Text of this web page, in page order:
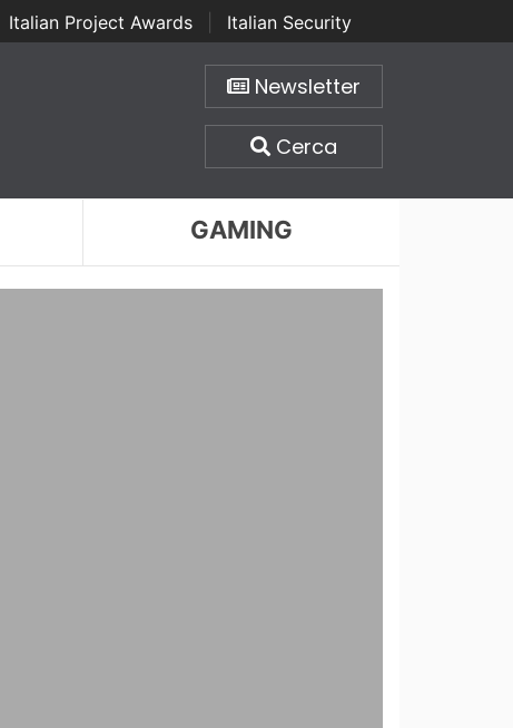
Italian Project Awards
Italian Security
Newsletter
Cerca
GAMING